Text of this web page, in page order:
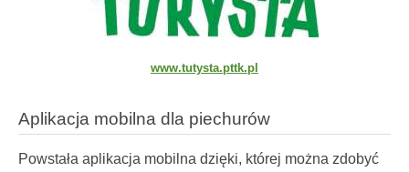
www.tutysta.pttk.pl
Aplikacja mobilna dla piechurów
Powstała aplikacja mobilna dzięki, której można zdobyć